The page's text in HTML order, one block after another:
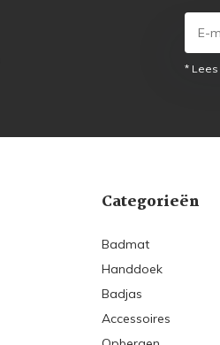
*
Categorieën
Badmat
Handdoek
Badjas
Accessoires